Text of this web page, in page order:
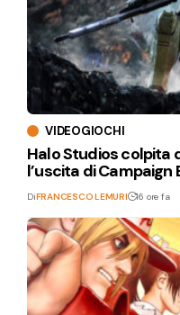
VIDEOGIOCHI
Halo Studios colpita
l’uscita di Campaign
DiFRANCESCO LEMURI 16 ore fa